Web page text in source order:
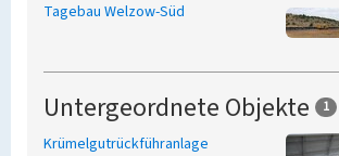
Tagebau Welzow-Süd
Untergeordnete Objekte 1
Krümelgutrückführanlage